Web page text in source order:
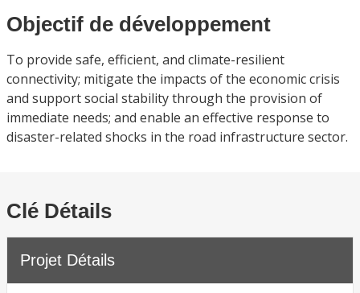
Objectif de développement
To provide safe, efficient, and climate-resilient
connectivity; mitigate the impacts of the economic crisis
and support social stability through the provision of
immediate needs; and enable an effective response to
disaster-related shocks in the road infrastructure sector.
Clé Détails
Projet Détails